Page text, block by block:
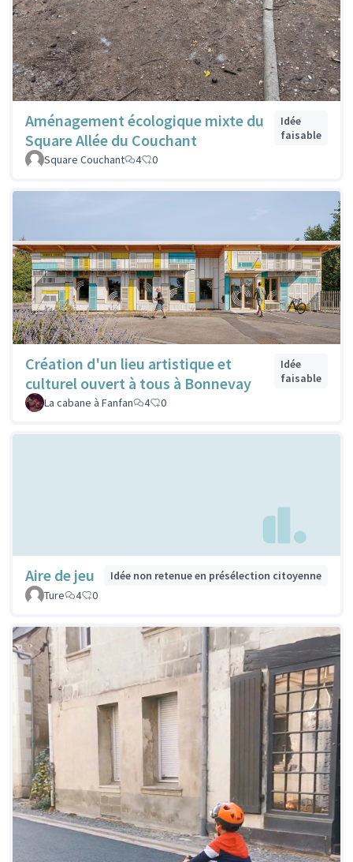
Aménagement écologique mixte du
Square Allée du Couchant
Idée
faisable
Square Couchant
4 0
Création d'un lieu artistique et
culturel ouvert à tous à Bonnevay
Idée
faisable
La cabane à Fanfan
4 0
Aire de jeu
Idée non retenue en présélection citoyenne
Ture
4 0